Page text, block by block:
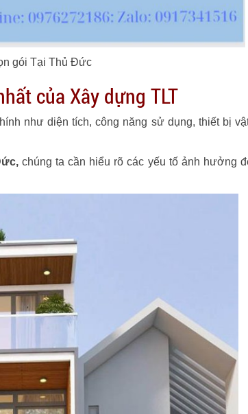
gói Tại Thủ Đức
của Xây dựng TLT
như diện tích, công năng sử dụng, thiết bị
chúng ta cần hiểu rõ các yếu tố ảnh hưởng